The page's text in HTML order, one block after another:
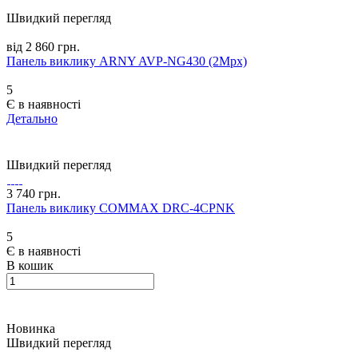
Швидкий перегляд
від 2 860 грн.
Панель виклику ARNY AVP-NG430 (2Mpx)
5
Є в наявності
Детально
Швидкий перегляд
3 740 грн.
Панель виклику COMMAX DRC-4CPNK
5
Є в наявності
В кошик
Новинка
Швидкий перегляд